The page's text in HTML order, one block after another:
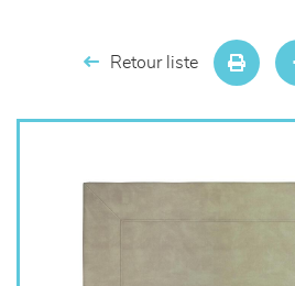
meubles de complément
Retour liste